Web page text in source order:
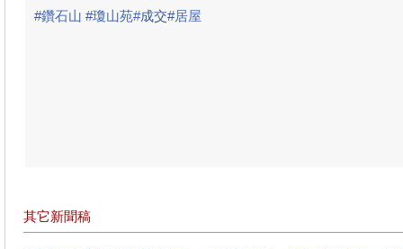
#鑽石山 #瓊山苑#成交#居屋
其它新聞稿